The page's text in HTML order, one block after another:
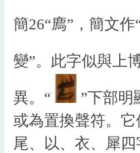
簡26“廌”，簡文
變”。此字似與上
異。“
”下部明
或為置換聲符。
尾、以、衣、犀